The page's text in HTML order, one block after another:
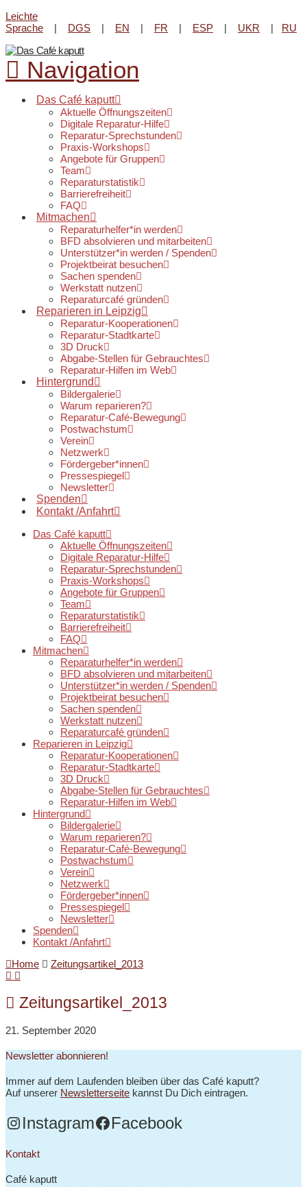
Leichte
Sprache | DGS | EN | FR | ESP | UKR | RU
Navigation
Das Café kaputt
Aktuelle Öffnungszeiten
Digitale Reparatur-Hilfe
Reparatur-Sprechstunden
Praxis-Workshops
Angebote für Gruppen
Team
Reparaturstatistik
Barrierefreiheit
FAQ
Mitmachen
Reparaturhelfer*in werden
BFD absolvieren und mitarbeiten
Unterstützer*in werden / Spenden
Projektbeirat besuchen
Sachen spenden
Werkstatt nutzen
Reparaturcafé gründen
Reparieren in Leipzig
Reparatur-Kooperationen
Reparatur-Stadtkarte
3D Druck
Abgabe-Stellen für Gebrauchtes
Reparatur-Hilfen im Web
Hintergrund
Bildergalerie
Warum reparieren?
Reparatur-Café-Bewegung
Postwachstum
Verein
Netzwerk
Fördergeber*innen
Pressespiegel
Newsletter
Spenden
Kontakt /Anfahrt
Das Café kaputt
Aktuelle Öffnungszeiten
Digitale Reparatur-Hilfe
Reparatur-Sprechstunden
Praxis-Workshops
Angebote für Gruppen
Team
Reparaturstatistik
Barrierefreiheit
FAQ
Mitmachen
Reparaturhelfer*in werden
BFD absolvieren und mitarbeiten
Unterstützer*in werden / Spenden
Projektbeirat besuchen
Sachen spenden
Werkstatt nutzen
Reparaturcafé gründen
Reparieren in Leipzig
Reparatur-Kooperationen
Reparatur-Stadtkarte
3D Druck
Abgabe-Stellen für Gebrauchtes
Reparatur-Hilfen im Web
Hintergrund
Bildergalerie
Warum reparieren?
Reparatur-Café-Bewegung
Postwachstum
Verein
Netzwerk
Fördergeber*innen
Pressespiegel
Newsletter
Spenden
Kontakt /Anfahrt
Home
Zeitungsartikel_2013
Zeitungsartikel_2013
21. September 2020
Newsletter abonnieren!
Immer auf dem Laufenden bleiben über das Café kaputt?
Auf unserer Newsletterseite kannst Du Dich eintragen.
Instagram Facebook
Kontakt
Café kaputt
Reparatur-Angebot im Lene-
Voigt Park beimKultur-Kiosk
am
Infos & Öffnungszeiten